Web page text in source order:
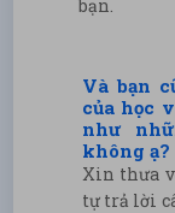
bạn.
Xin thưa
tự trả lời
Và bạn
của học
như
không ạ?